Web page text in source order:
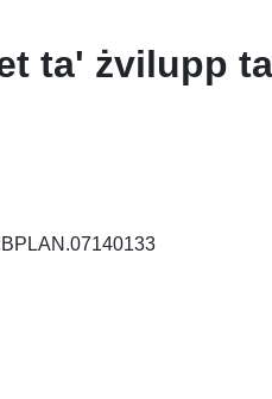
ta' żvilupp